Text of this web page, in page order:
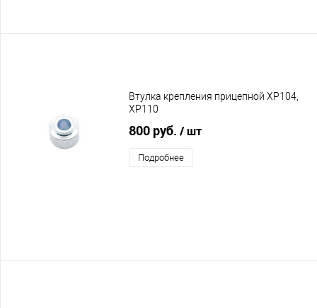
Втулка крепления прицепной XP104,
XP110
800 руб. / шт
Подробнее